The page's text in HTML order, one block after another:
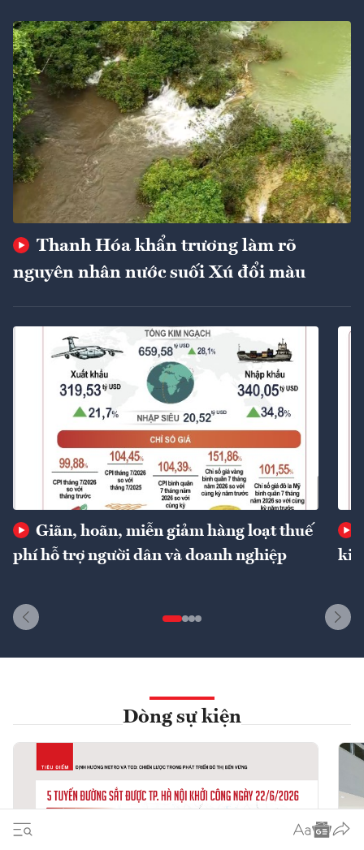
Thanh Hóa khẩn trương làm rõ
nguyên nhân nước suối Xú đổi màu
Giãn, hoãn, miễn giảm hàng loạt thuế
phí hỗ trợ người dân và doanh nghiệp
Dòng sự kiện